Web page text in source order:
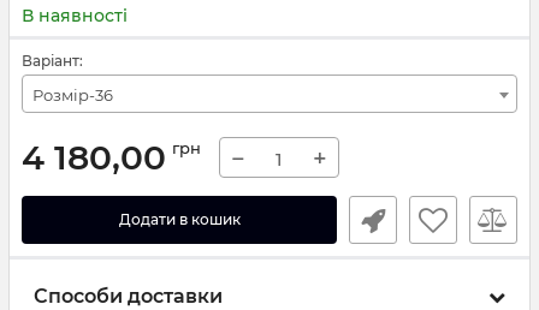
В наявності
Варіант:
Розмір-36
4 180,00 грн − +
Додати в кошик
Способи доставки